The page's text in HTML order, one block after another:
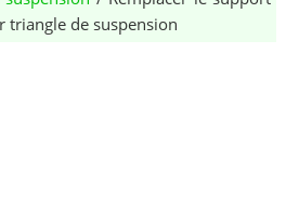
triangle de suspension